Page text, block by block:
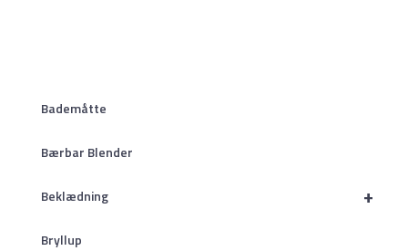
Bademåtte
Bærbar Blender
+
Beklædning
Bryllup